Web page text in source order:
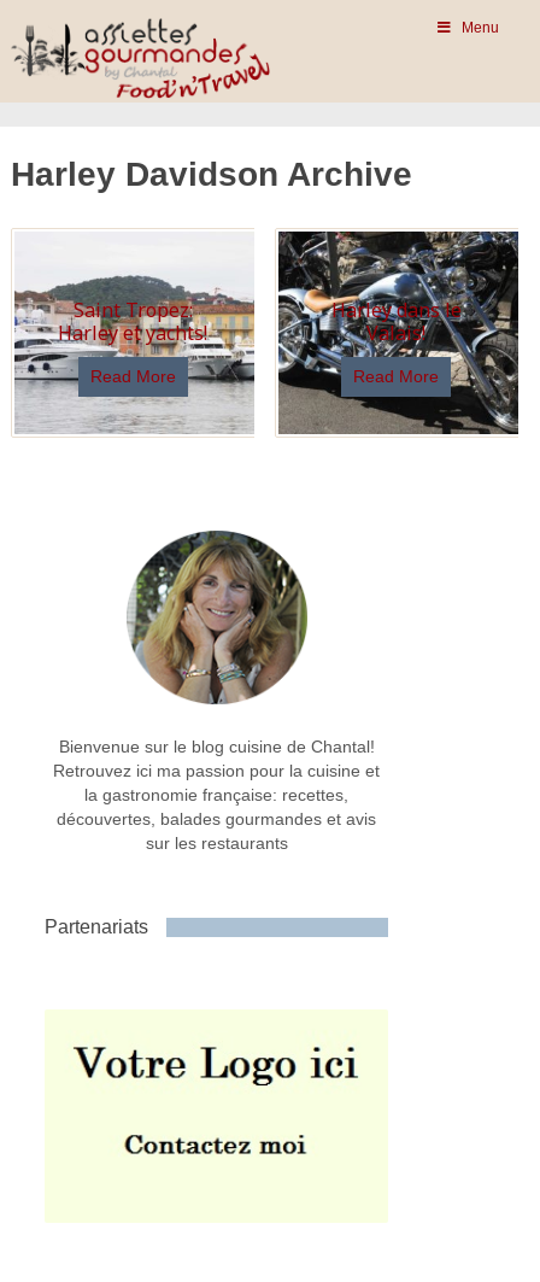
Menu
Harley Davidson Archive
Saint Tropez:
Harley et yachts!
Read More
Harley dans le
Valais!
Read More
Bienvenue sur le blog cuisine de Chantal!
Retrouvez ici ma passion pour la cuisine et
la gastronomie française: recettes,
découvertes, balades gourmandes et avis
sur les restaurants
Partenariats